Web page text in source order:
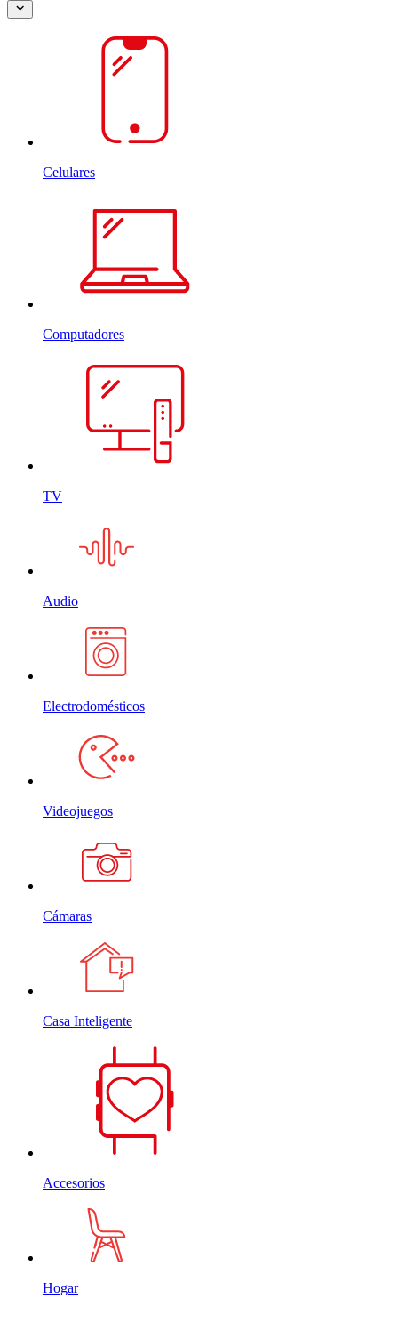
Celulares
Computadores
TV
Audio
Electrodomésticos
Videojuegos
Cámaras
Casa Inteligente
Accesorios
Hogar